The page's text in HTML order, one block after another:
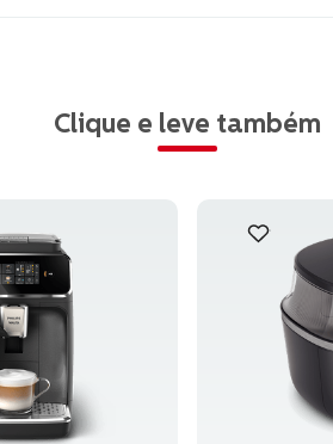
Clique e leve também